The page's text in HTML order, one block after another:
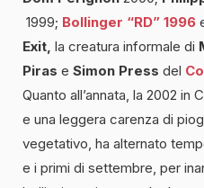
1999; Bollinger “RD” 1996
Exit, la creatura informale di
Piras e Simon Press del
Quanto all’annata, la 2002 in
e una leggera carenza di
vegetativo, ha alternato
e i primi di settembre, per